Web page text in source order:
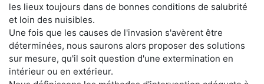
les lieux toujours dans de bonnes conditions de salubrité
et loin des nuisibles.
Une fois que les causes de l'invasion s'avèrent être
déterminées, nous saurons alors proposer des solutions
sur mesure, qu'il soit question d'une extermination en
intérieur ou en extérieur.